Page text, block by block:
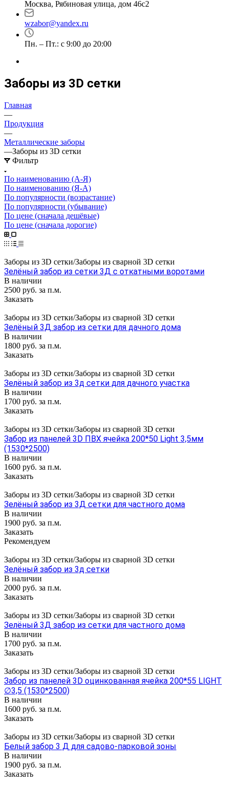
Москва, Рябиновая улица, дом 46с2
wzabor@yandex.ru
Пн. – Пт.: с 9:00 до 20:00
Заборы из 3D сетки
Главная
—
Продукция
—
Металлические заборы
—Заборы из 3D сетки
Фильтр
По наименованию (А-Я)
По наименованию (Я-А)
По популярности (возрастание)
По популярности (убывание)
По цене (сначала дешёвые)
По цене (сначала дорогие)
Заборы из 3D сетки/Заборы из сварной 3D сетки
Зелёный забор из сетки 3Д с откатными воротами
В наличии
2500 руб. за п.м.
Заказать
Заборы из 3D сетки/Заборы из сварной 3D сетки
Зелёный 3Д забор из сетки для дачного дома
В наличии
1800 руб. за п.м.
Заказать
Заборы из 3D сетки/Заборы из сварной 3D сетки
Зелёный забор из 3д сетки для дачного участка
В наличии
1700 руб. за п.м.
Заказать
Заборы из 3D сетки/Заборы из сварной 3D сетки
Забор из панелей 3D ПВХ ячейка 200*50 Light 3,5мм
(1530*2500)
В наличии
1600 руб. за п.м.
Заказать
Заборы из 3D сетки/Заборы из сварной 3D сетки
Зелёный забор из 3Д сетки для частного дома
В наличии
1900 руб. за п.м.
Заказать
Рекомендуем
Заборы из 3D сетки/Заборы из сварной 3D сетки
Зелёный забор из 3д сетки
В наличии
2000 руб. за п.м.
Заказать
Заборы из 3D сетки/Заборы из сварной 3D сетки
Зелёный 3Д забор из сетки для частного дома
В наличии
1700 руб. за п.м.
Заказать
Заборы из 3D сетки/Заборы из сварной 3D сетки
Забор из панелей 3D оцинкованная ячейка 200*55 LIGHT
∅3,5 (1530*2500)
В наличии
1600 руб. за п.м.
Заказать
Заборы из 3D сетки/Заборы из сварной 3D сетки
Белый забор 3 Д для садово-парковой зоны
В наличии
1900 руб. за п.м.
Заказать